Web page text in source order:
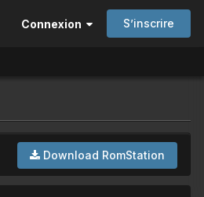
Connexion S’inscrire
Download RomStation